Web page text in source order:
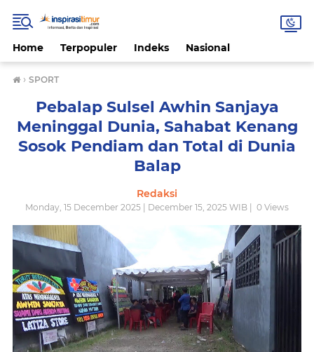
Home Terpopuler Indeks Nasional
› SPORT
Pebalap Sulsel Awhin Sanjaya
Meninggal Dunia, Sahabat Kenang
Sosok Pendiam dan Total di Dunia
Balap
Redaksi
Monday, 15 December 2025 | December 15, 2025 WIB | 0 Views